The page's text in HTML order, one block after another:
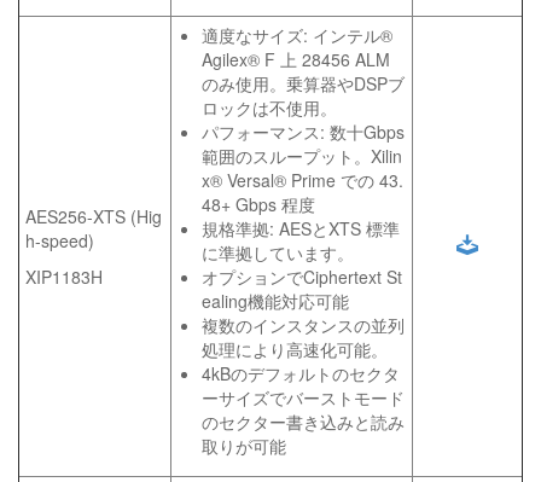
AES256-XTS (Hig
h-speed)
XIP1183H
適度なサイズ: インテル®
Agilex® F 上 28456 ALM
のみ使用。乗算器やDSPブ
ロックは不使用。
パフォーマンス: 数十Gbps
範囲のスループット。Xilin
x® Versal® Prime での 43.
48+ Gbps 程度
規格準拠: AESとXTS 標準
に準拠しています。
オプションでCiphertext St
ealing機能対応可能
複数のインスタンスの並列
処理により高速化可能。
4kBのデフォルトのセクタ
ーサイズでバーストモード
のセクター書き込みと読み
取りが可能